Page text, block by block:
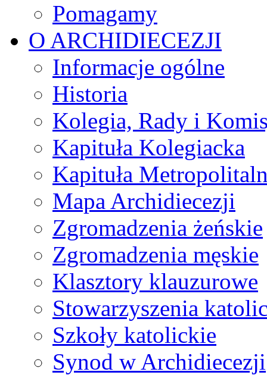
Pomagamy
O ARCHIDIECEZJI
Informacje ogólne
Historia
Kolegia, Rady i
Kapituła Kolegiacka
Kapituła
Mapa Archidiecezji
Zgromadzenia żeńskie
Zgromadzenia męskie
Klasztory klauzurowe
Stowarzyszenia
Szkoły katolickie
Synod w Archidiecezji